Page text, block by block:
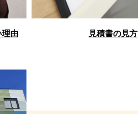
由 見積書の見方